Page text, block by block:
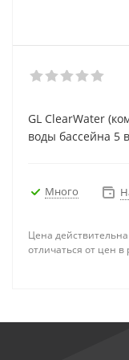
GL ClearWater
воды бассейна 5
Много
Цена
отличаться от цен